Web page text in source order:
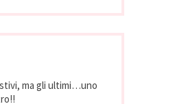
ma gli ultimi…uno